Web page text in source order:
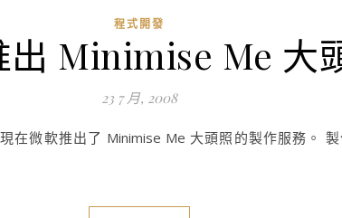
程式開發
出 Minimise Me 大
23 7 月, 2008
在微軟推出了 Minimise Me 大頭照的製作服務。